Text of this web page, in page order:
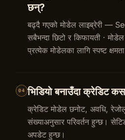
छन्?
बढ्दै गएको मोडेल लाइब्रेरी —
सबैभन्दा छिटो र किफायती ·
प्रत्येक मोडेलका लागि स्पष्ट
04 भिडियो बनाउँदा क्रेडिट
क्रेडिट मोडेल छनोट, अवधि,
संख्याअनुसार परिवर्तन हुन्छ।
अपडेट हुन्छ।